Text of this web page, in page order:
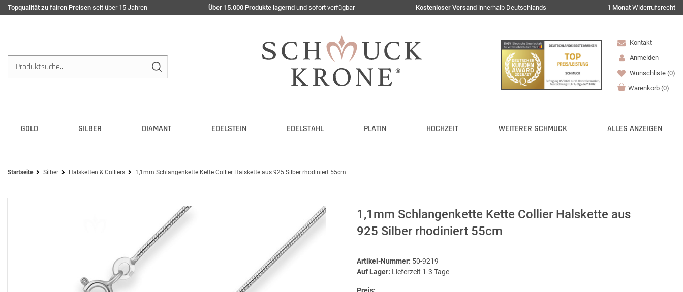
Topqualität zu fairen Preisen seit über 15 Jahren Über 15.000 Produkte lagernd und sofort verfügbar Kostenloser Versand innerhalb Deutschlands 1 Monat Widerrufsrecht
Kontakt
Anmelden
Wunschliste (0)
Warenkorb (0)
GOLD SILBER DIAMANT EDELSTEIN EDELSTAHL PLATIN HOCHZEIT WEITERER SCHMUCK ALLES ANZEIGEN
Startseite Silber Halsketten & Colliers 1,1mm Schlangenkette Kette Collier Halskette aus 925 Silber rhodiniert 55cm
1,1mm Schlangenkette Kette Collier Halskette aus
925 Silber rhodiniert 55cm
Artikel-Nummer: 50-9219
Auf Lager: Lieferzeit 1-3 Tage